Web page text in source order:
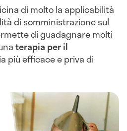
di molto la applicabilità
di somministrazione sul
di guadagnare molti
terapia per il
più efficace e priva di